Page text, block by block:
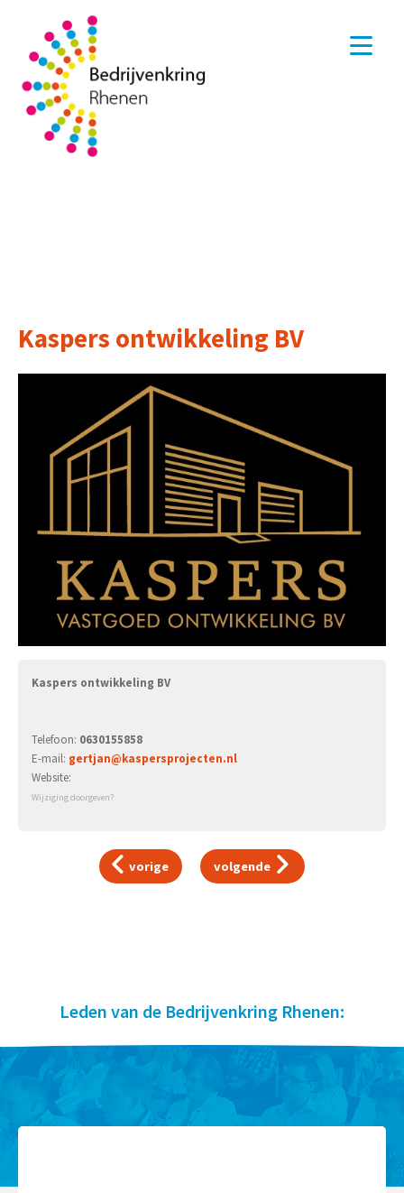
Kaspers ontwikkeling BV
Kaspers ontwikkeling BV
Telefoon: 0630155858
E-mail: gertjan@kaspersprojecten.nl
Website:
Wijziging doorgeven?
vorige volgende
Leden van de Bedrijvenkring Rhenen: